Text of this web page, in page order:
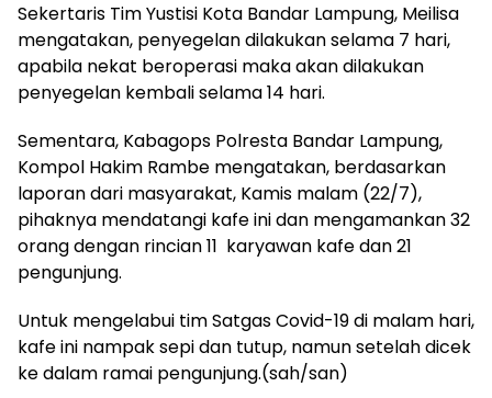
Sekertaris Tim Yustisi Kota Bandar Lampung, Meilisa
mengatakan, penyegelan dilakukan selama 7 hari,
apabila nekat beroperasi maka akan dilakukan
penyegelan kembali selama 14 hari.
Sementara, Kabagops Polresta Bandar Lampung,
Kompol Hakim Rambe mengatakan, berdasarkan
laporan dari masyarakat, Kamis malam (22/7),
pihaknya mendatangi kafe ini dan mengamankan 32
orang dengan rincian 11 karyawan kafe dan 21
pengunjung.
Untuk mengelabui tim Satgas Covid-19 di malam hari,
kafe ini nampak sepi dan tutup, namun setelah dicek
ke dalam ramai pengunjung.(sah/san)